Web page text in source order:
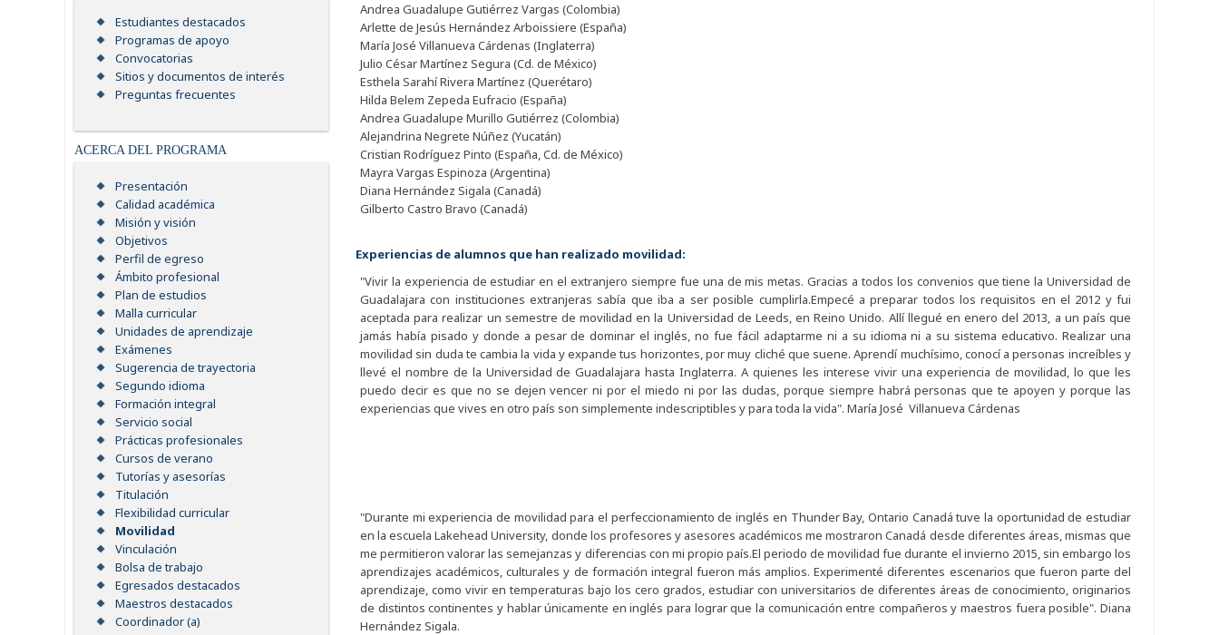
Estudiantes destacados
Programas de apoyo
Convocatorias
Sitios y documentos de interés
Preguntas frecuentes
ACERCA DEL PROGRAMA
Presentación
Calidad académica
Misión y visión
Objetivos
Perfil de egreso
Ámbito profesional
Plan de estudios
Malla curricular
Unidades de aprendizaje
Exámenes
Sugerencia de trayectoria
Segundo idioma
Formación integral
Servicio social
Prácticas profesionales
Cursos de verano
Tutorías y asesorías
Titulación
Flexibilidad curricular
Movilidad
Vinculación
Bolsa de trabajo
Egresados destacados
Maestros destacados
Coordinador (a)
Andrea Guadalupe Gutiérrez Vargas (Colombia)
Arlette de Jesús Hernández Arboissiere (España)
María José Villanueva Cárdenas (Inglaterra)
Julio César Martínez Segura (Cd. de México)
Esthela Sarahí Rivera Martínez (Querétaro)
Hilda Belem Zepeda Eufracio (España)
Andrea Guadalupe Murillo Gutiérrez (Colombia)
Alejandrina Negrete Núñez (Yucatán)
Cristian Rodríguez Pinto (España, Cd. de México)
Mayra Vargas Espinoza (Argentina)
Diana Hernández Sigala (Canadá)
Gilberto Castro Bravo (Canadá)
Experiencias de alumnos que han realizado movilidad:
"Vivir la experiencia de estudiar en el extranjero siempre fue una de mis metas. Gracias a todos los convenios que tiene la Universidad de
Guadalajara con instituciones extranjeras sabía que iba a ser posible cumplirla.Empecé a preparar todos los requisitos en el 2012 y fui
aceptada para realizar un semestre de movilidad en la Universidad de Leeds, en Reino Unido. Allí llegué en enero del 2013, a un país que
jamás había pisado y donde a pesar de dominar el inglés, no fue fácil adaptarme ni a su idioma ni a su sistema educativo. Realizar una
movilidad sin duda te cambia la vida y expande tus horizontes, por muy cliché que suene. Aprendí muchísimo, conocí a personas increíbles y
llevé el nombre de la Universidad de Guadalajara hasta Inglaterra. A quienes les interese vivir una experiencia de movilidad, lo que les
puedo decir es que no se dejen vencer ni por el miedo ni por las dudas, porque siempre habrá personas que te apoyen y porque las
experiencias que vives en otro país son simplemente indescriptibles y para toda la vida". María José Villanueva Cárdenas
"Durante mi experiencia de movilidad para el perfeccionamiento de inglés en Thunder Bay, Ontario Canadá tuve la oportunidad de estudiar
en la escuela Lakehead University, donde los profesores y asesores académicos me mostraron Canadá desde diferentes áreas, mismas que
me permitieron valorar las semejanzas y diferencias con mi propio país.El periodo de movilidad fue durante el invierno 2015, sin embargo los
aprendizajes académicos, culturales y de formación integral fueron más amplios. Experimenté diferentes escenarios que fueron parte del
aprendizaje, como vivir en temperaturas bajo los cero grados, estudiar con universitarios de diferentes áreas de conocimiento, originarios
de distintos continentes y hablar únicamente en inglés para lograr que la comunicación entre compañeros y maestros fuera posible". Diana
Hernández Sigala.